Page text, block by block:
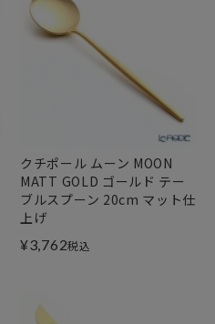
クチポール ムーン MOON
MATT GOLD ゴールド テー
ブルスプーン 20cm マット仕
上げ
¥3,762税込